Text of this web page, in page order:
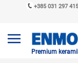
+385 031 297 415
Premium